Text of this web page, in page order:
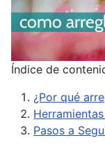
Índice de
¿Por qué
Pasos a